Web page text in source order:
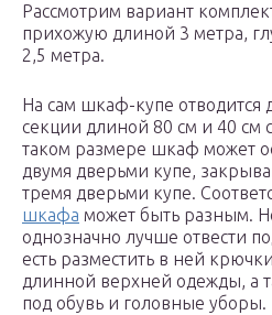
Рассмотрим вариант
прихожую длиной 3 метра,
2,5 метра.
На сам шкаф-купе отводится
секции длиной 80 см и 40 см
таком размере шкаф может
двумя дверьми купе,
тремя дверьми купе.
шкафа может быть разным.
однозначно лучше отвести
есть разместить в ней
длинной верхней одежды, а
под обувь и головные уборы.